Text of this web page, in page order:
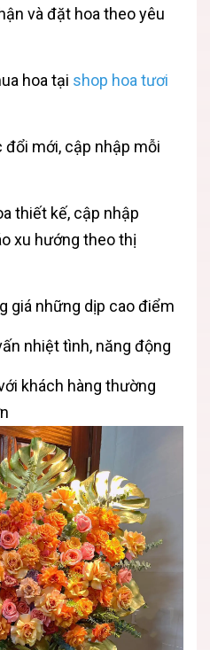
và đặt hoa theo yêu
hoa tại shop hoa tươi
mới, cập nhập mỗi
thiết kế, cập nhập
xu hướng theo thị
giá những dịp cao điểm
nhiệt tình, năng động
khách hàng thường